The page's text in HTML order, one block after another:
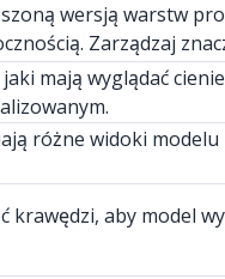
wersją warstw
Zarządzaj
mają wyglądać
różne widoki
krawędzi, aby model